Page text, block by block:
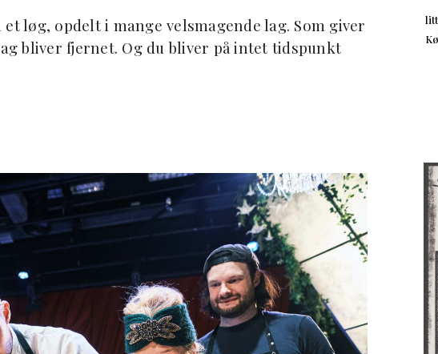
løg, opdelt i mange velsmagende lag. Som giver
bliver fjernet. Og du bliver på intet tidspunkt